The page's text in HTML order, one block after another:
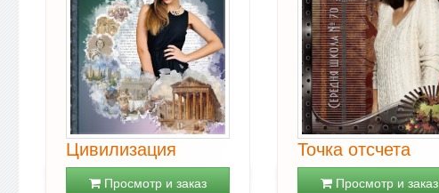
Цивилизация
Просмотр и заказ
Точка отсчета
Просмотр и заказ